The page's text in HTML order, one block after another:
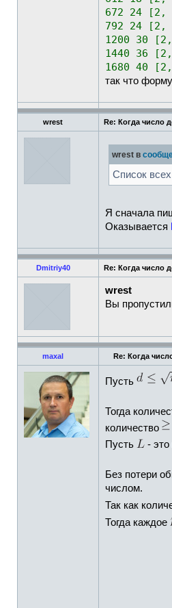
672 24
792 24
1200 30
1440 36
1680 40
так что
wrest Re: Когда число
wrest в
Список
Я сначала
Оказывается
Dmitriy40 Re: Когда число
wrest
Вы
maxal Re: Когда
Пусть
Тогда
количество
Пусть
-
Без потери
числом.
Так как
Тогда каждое